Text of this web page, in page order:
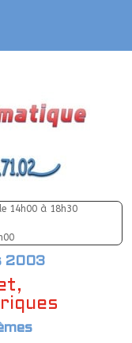
14h00 à 18h30
2003